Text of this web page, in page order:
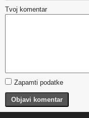
Tvoj komentar
Zapamti podatke
Objavi komentar